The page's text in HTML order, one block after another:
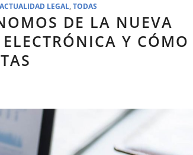
ACTUALIDAD LEGAL ,TODAS
DE LA NUEVA
Y CÓMO